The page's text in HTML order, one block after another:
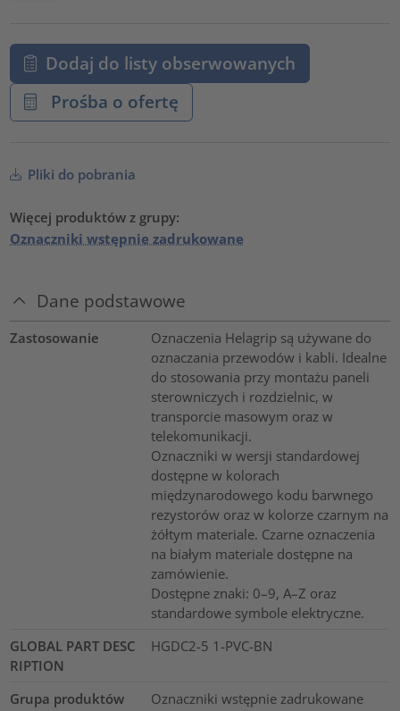
Dodaj do listy obserwowanych
Prośba o ofertę
Pliki do pobrania
Więcej produktów z grupy:
Oznaczniki wstępnie zadrukowane
Dane podstawowe
Zastosowanie
Oznaczenia Helagrip są używane do
oznaczania przewodów i kabli. Idealne
do stosowania przy montażu paneli
sterowniczych i rozdzielnic, w
transporcie masowym oraz w
telekomunikacji.
Oznaczniki w wersji standardowej
dostępne w kolorach
międzynarodowego kodu barwnego
rezystorów oraz w kolorze czarnym na
żółtym materiale. Czarne oznaczenia
na białym materiale dostępne na
zamówienie.
Dostępne znaki: 0–9, A–Z oraz
standardowe symbole elektryczne.
GLOBAL PART DESC
RIPTION
HGDC2-5 1-PVC-BN
Grupa produktów
Oznaczniki wstępnie zadrukowane